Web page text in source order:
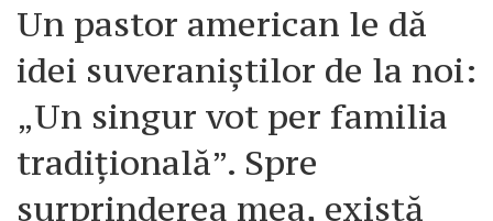
Un pastor american le dă
idei suveraniștilor de la noi:
„Un singur vot per familia
tradițională”. Spre
surprinderea mea, există